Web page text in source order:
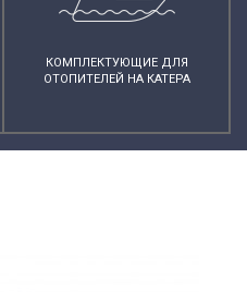
КОМПЛЕКТУЮЩИЕ ДЛЯ
ОТОПИТЕЛЕЙ НА КАТЕРА